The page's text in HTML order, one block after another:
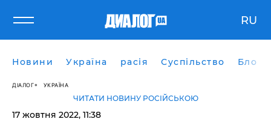
RU
Новини Україна расія Суспільство Блоги
ДІАЛОГ УКРАЇНА
ЧИТАТИ НОВИНУ РОСІЙСЬКОЮ
17 жовтня 2022, 11:38